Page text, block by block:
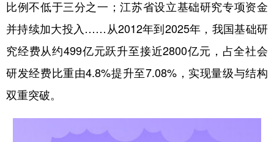
比例不低于三分之一；江苏省设立基础研究专项资金
并持续加大投入……从2012年到2025年，我国基础研
究经费从约499亿元跃升至接近2800亿元，占全社会
研发经费比重由4.8%提升至7.08%，实现量级与结构
双重突破。